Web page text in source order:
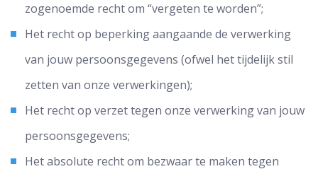
zogenoemde recht om “vergeten te worden”;
Het recht op beperking aangaande de verwerking
van jouw persoonsgegevens (ofwel het tijdelijk stil
zetten van onze verwerkingen);
Het recht op verzet tegen onze verwerking van jouw
persoonsgegevens;
Het absolute recht om bezwaar te maken tegen